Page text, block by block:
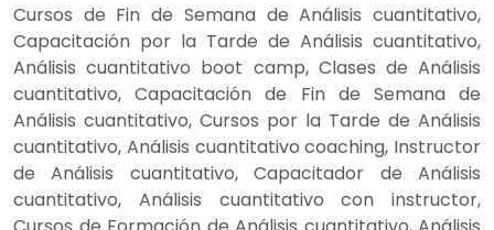
Cursos de Fin de Semana de Análisis cuantitativo,
Capacitación por la Tarde de Análisis cuantitativo,
Análisis cuantitativo boot camp, Clases de Análisis
cuantitativo, Capacitación de Fin de Semana de
Análisis cuantitativo, Cursos por la Tarde de Análisis
cuantitativo, Análisis cuantitativo coaching, Instructor
de Análisis cuantitativo, Capacitador de Análisis
cuantitativo, Análisis cuantitativo con instructor,